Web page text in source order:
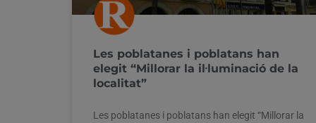
Les poblatanes i poblatans han
elegit “Millorar la il·luminació de la
localitat”
Les poblatanes i poblatans han elegit “Millorar la